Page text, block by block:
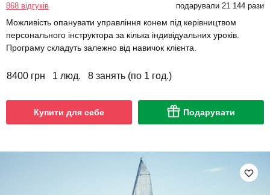
868 відгуків подарували 21 144 рази
Можливість опанувати управління конем під керівництвом
персонального інструктора за кілька індивідуальних уроків.
Програму складуть залежно від навичок клієнта.
8400 грн 1 люд. 8 занять (по 1 год.)
Купити для себе Подарувати